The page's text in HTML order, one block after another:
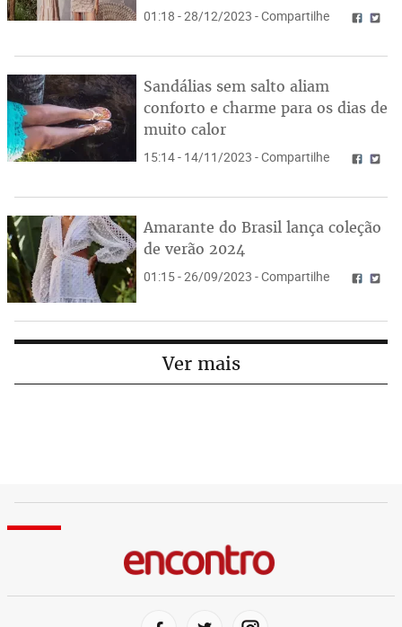
01:18 - 28/12/2023 - Compartilhe
Sandálias sem salto aliam
conforto e charme para os dias de
muito calor
15:14 - 14/11/2023 - Compartilhe
Amarante do Brasil lança coleção
de verão 2024
01:15 - 26/09/2023 - Compartilhe
Ver mais